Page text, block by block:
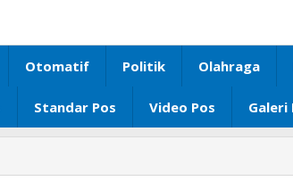
Otomatif Politik Olahraga
Standar Pos Video Pos Galeri